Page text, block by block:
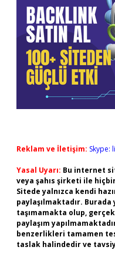
Reklam ve İletişim: Skype:
Yasal Uyarı: Bu internet
veya şahıs şirketi ile
Sitede yalnızca kendi
paylaşılmaktadır.
taşımamakta olup,
paylaşım
benzerlikleri tamamen
taslak halindedir ve